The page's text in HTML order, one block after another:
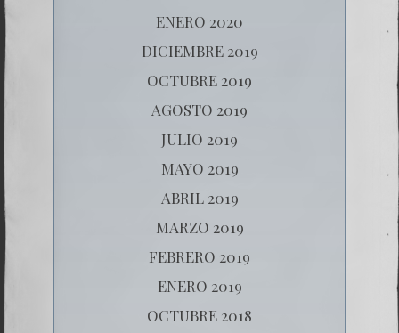
ENERO 2020
DICIEMBRE 2019
OCTUBRE 2019
AGOSTO 2019
JULIO 2019
MAYO 2019
ABRIL 2019
MARZO 2019
FEBRERO 2019
ENERO 2019
OCTUBRE 2018